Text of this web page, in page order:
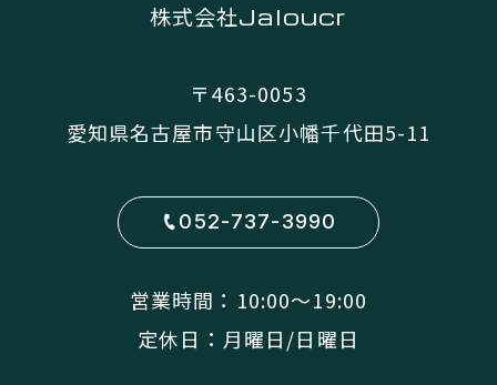
株式会社Jaloucr
〒463-0053
愛知県名古屋市守山区小幡千代田5-11
052-737-3990
営業時間：10:00〜19:00
定休日：月曜日/日曜日